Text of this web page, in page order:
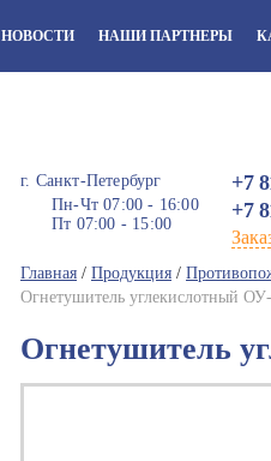
НОВОСТИ НАШИ ПАРТНЕРЫ
г. Санкт-Петербург
Пн-Чт 07:00 - 16:00
Пт 07:00 - 15:00
+7
+7
Главная / Продукция /
Огнетушитель углекислотный
Огнетушитель